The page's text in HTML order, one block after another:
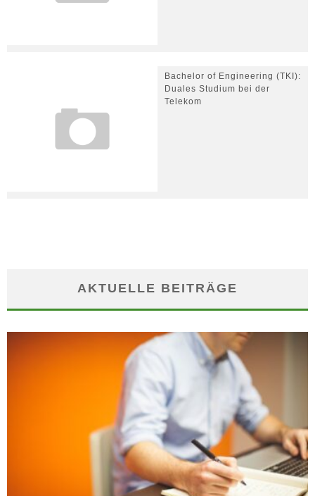
Bachelor of Engineering (TKI):
Duales Studium bei der
Telekom
AKTUELLE BEITRÄGE